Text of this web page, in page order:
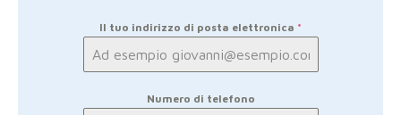
Il tuo indirizzo di posta elettronica *
Numero di telefono